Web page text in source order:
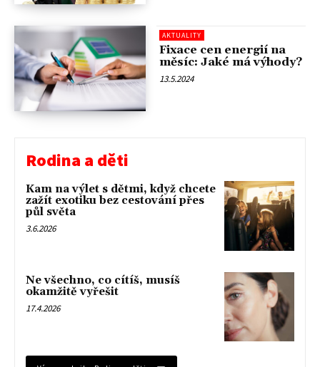
AKTUALITY
Fixace cen energií na
měsíc: Jaké má výhody?
13.5.2024
Rodina a děti
Kam na výlet s dětmi, když chcete
zažít exotiku bez cestování přes
půl světa
3.6.2026
Ne všechno, co cítíš, musíš
okamžitě vyřešit
17.4.2026